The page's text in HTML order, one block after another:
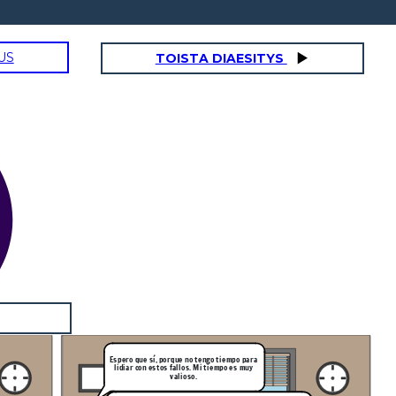
TOISTA DIAESITYS
Espero que sí, porque no tengo tiempo para
lidiar con estos fallos. Mi tiempo es muy
valioso.